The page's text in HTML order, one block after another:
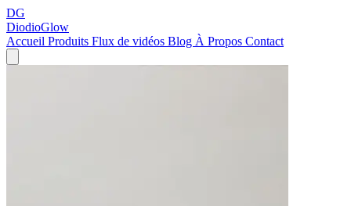
DG
DiodioGlow
Accueil Produits Flux de vidéos Blog À Propos Contact